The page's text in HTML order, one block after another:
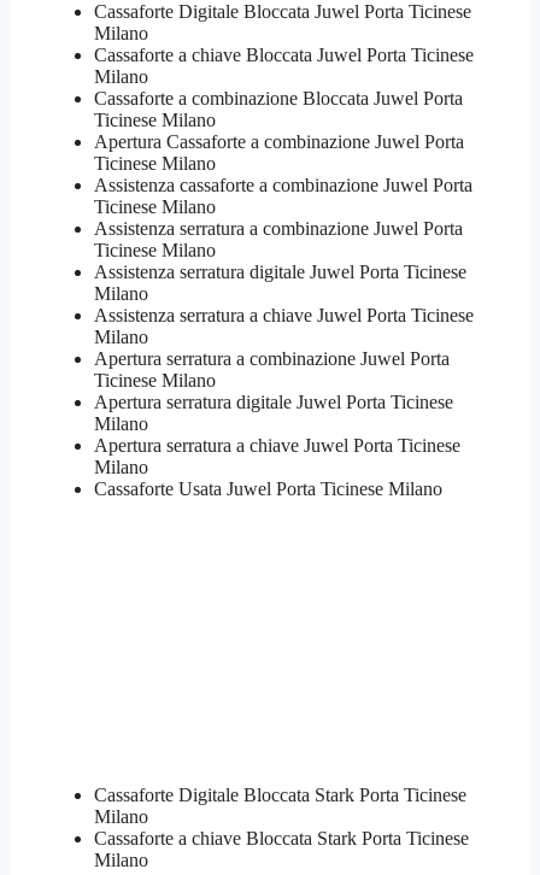
Cassaforte Digitale Bloccata Juwel Porta Ticinese
Milano
Cassaforte a chiave Bloccata Juwel Porta Ticinese
Milano
Cassaforte a combinazione Bloccata Juwel Porta
Ticinese Milano
​Apertura Cassaforte a combinazione Juwel Porta
Ticinese Milano
Assistenza cassaforte a combinazione Juwel Porta
Ticinese Milano
​Assistenza serratura​ ​a combinazione Juwel Porta
Ticinese Milano
Assistenza serratura ​digitale Juwel Porta Ticinese
Milano
Assistenza serratura ​a chiave Juwel Porta Ticinese
Milano
​Apertura serratura​ ​a combinazione Juwel Porta
Ticinese Milano
Apertura serratura​ ​digitale Juwel Porta Ticinese
Milano
​Apertura serratura​ ​a chiave Juwel Porta Ticinese
Milano
​Cassaforte Usata Juwel Porta Ticinese Milano
Cassaforte Digitale Bloccata Stark Porta Ticinese
Milano
Cassaforte a chiave Bloccata Stark Porta Ticinese
Milano